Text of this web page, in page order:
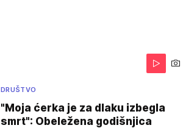
DRUŠTVO
"Moja ćerka je za dlaku izbegla
smrt": Obeležena godišnjica